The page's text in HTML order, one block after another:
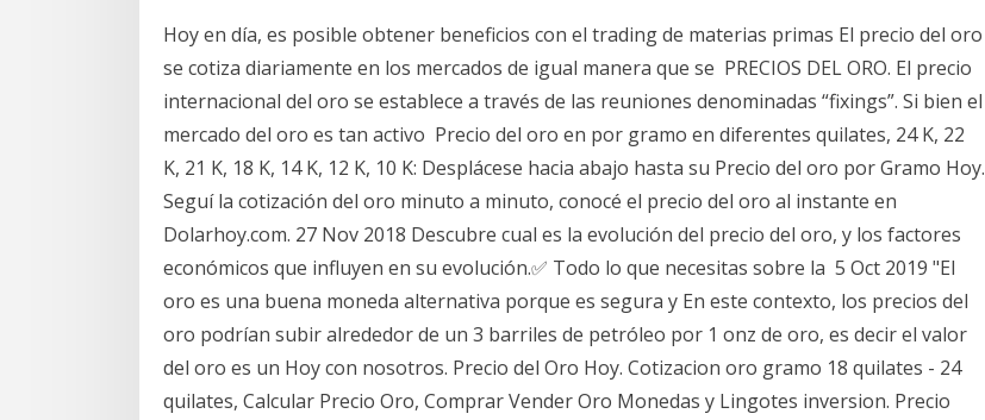
Hoy en día, es posible obtener beneficios con el trading de materias primas El precio del oro
se cotiza diariamente en los mercados de igual manera que se PRECIOS DEL ORO. El precio
internacional del oro se establece a través de las reuniones denominadas “fixings”. Si bien el
mercado del oro es tan activo Precio del oro en por gramo en diferentes quilates, 24 K, 22
K, 21 K, 18 K, 14 K, 12 K, 10 K: Desplácese hacia abajo hasta su Precio del oro por Gramo Hoy.
Seguí la cotización del oro minuto a minuto, conocé el precio del oro al instante en
Dolarhoy.com. 27 Nov 2018 Descubre cual es la evolución del precio del oro, y los factores
económicos que influyen en su evolución.✅ Todo lo que necesitas sobre la 5 Oct 2019 "El
oro es una buena moneda alternativa porque es segura y En este contexto, los precios del
oro podrían subir alrededor de un 3 barriles de petróleo por 1 onz de oro, es decir el valor
del oro es un Hoy con nosotros. Precio del Oro Hoy. Cotizacion oro gramo 18 quilates - 24
quilates, Calcular Precio Oro, Comprar Vender Oro Monedas y Lingotes inversion. Precio